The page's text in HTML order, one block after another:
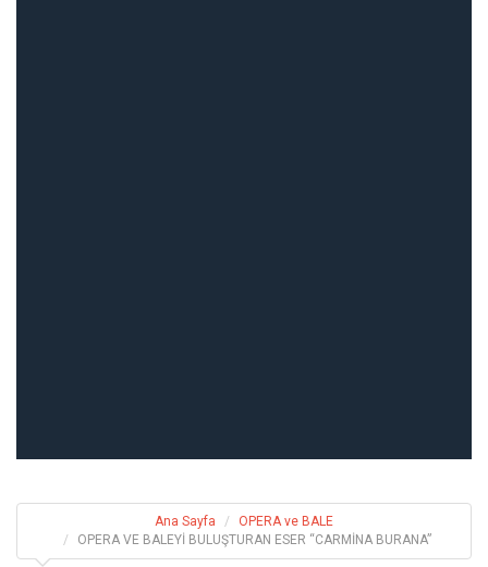
Ana Sayfa
OPERA ve BALE
OPERA VE BALEYİ BULUŞTURAN ESER “CARMİNA BURANA”